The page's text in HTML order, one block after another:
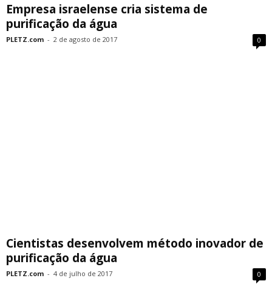
Empresa israelense cria sistema de
purificação da água
PLETZ.com - 2 de agosto de 2017 0
Cientistas desenvolvem método inovador de
purificação da água
PLETZ.com - 4 de julho de 2017 0